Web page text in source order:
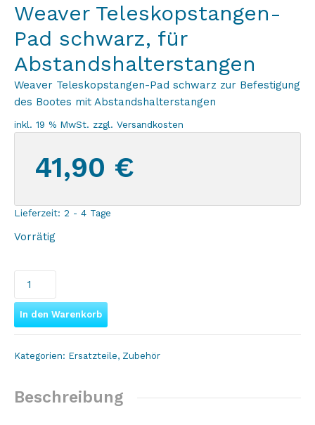
Weaver Teleskopstangen-
Pad schwarz, für
Abstandshalterstangen
Weaver Teleskopstangen-Pad schwarz zur Befestigung
des Bootes mit Abstandshalterstangen
inkl. 19 % MwSt. zzgl. Versandkosten
41,90 €
Lieferzeit: 2 - 4 Tage
Vorrätig
Weaver
Teleskopstangen-
Pad
schwarz,
Abstandshalterstangen
In den Warenkorb
Kategorien: Ersatzteile, Zubehör
Beschreibung